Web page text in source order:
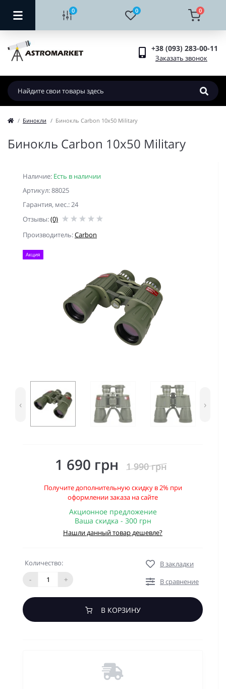
0 0 0
+38 (093) 283-00-11
Заказать звонок
Бинокли Бинокль Carbon 10x50 Military
Бинокль Carbon 10x50 Military
Наличие: Есть в наличии
Артикул: 88025
Гарантия, мес.: 24
Отзывы:(0)
Производитель:Carbon
Акция
‹ ›
1 690 грн 1 990 грн
Получите дополнительную скидку в 2% при
оформлении заказа на сайте
Акционное предложение
Ваша скидка - 300 грн
Нашли данный товар дешевле?
Количество:
-
+
В закладки
В сравнение
В КОРЗИНУ